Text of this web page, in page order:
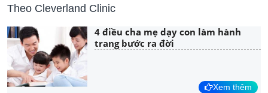
Theo Cleverland Clinic
4 điều cha mẹ dạy con làm hành
trang bước ra đời
Xem thêm